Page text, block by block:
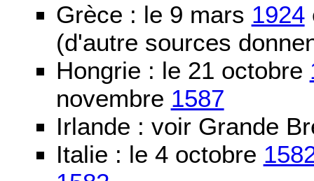
Grèce : le 9 mars 1924
(d'autre sources
Hongrie : le 21 octobre
novembre 1587
Irlande : voir Grande
Italie : le 4 octobre